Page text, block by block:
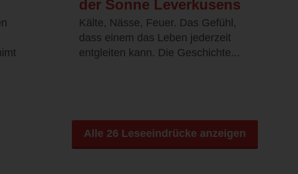
der Sonne Leverkusens
Kälte, Nässe, Feuer. Das Gefühl,
dass einem das Leben jederzeit
entgleiten kann. Die Geschichte...
Alle 26 Leseeindrücke anzeigen